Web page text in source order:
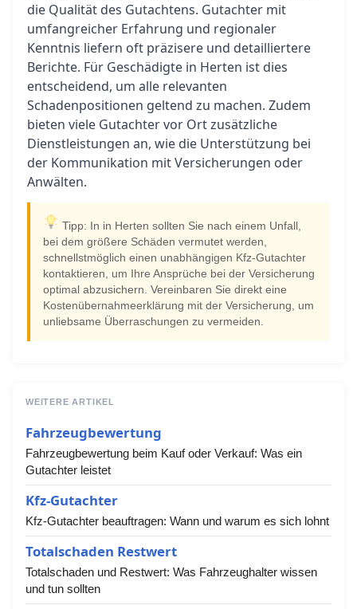
die Qualität des Gutachtens. Gutachter mit
umfangreicher Erfahrung und regionaler
Kenntnis liefern oft präzisere und detailliertere
Berichte. Für Geschädigte in Herten ist dies
entscheidend, um alle relevanten
Schadenpositionen geltend zu machen. Zudem
bieten viele Gutachter vor Ort zusätzliche
Dienstleistungen an, wie die Unterstützung bei
der Kommunikation mit Versicherungen oder
Anwälten.
Tipp: In in Herten sollten Sie nach einem Unfall,
bei dem größere Schäden vermutet werden,
schnellstmöglich einen unabhängigen Kfz-Gutachter
kontaktieren, um Ihre Ansprüche bei der Versicherung
optimal abzusichern. Vereinbaren Sie direkt eine
Kostenübernahmeerklärung mit der Versicherung, um
unliebsame Überraschungen zu vermeiden.
WEITERE ARTIKEL
Fahrzeugbewertung
Fahrzeugbewertung beim Kauf oder Verkauf: Was ein
Gutachter leistet
Kfz-Gutachter
Kfz-Gutachter beauftragen: Wann und warum es sich lohnt
Totalschaden Restwert
Totalschaden und Restwert: Was Fahrzeughalter wissen
und tun sollten